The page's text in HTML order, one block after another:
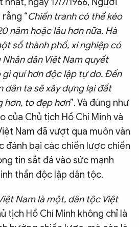
“Chiến tranh có thể kéo
năm hoặc lâu hơn nữa. Hà
số thành phố, xí nghiệp có
dân Việt Nam quyết
gì quí hơn độc lập tự do. Đến
dân ta sẽ xây dựng lại đất
hơn, to đẹp hơn”. Và đúng như
của Chủ tịch Hồ Chí Minh và
Nam đã vượt qua muôn vàn
đánh bại các chiến lược chiến
tin sắt đá vào sức mạnh
thần độc lập dân tộc.
Nam là một, dân tộc Việt
tịch Hồ Chí Minh không chỉ là